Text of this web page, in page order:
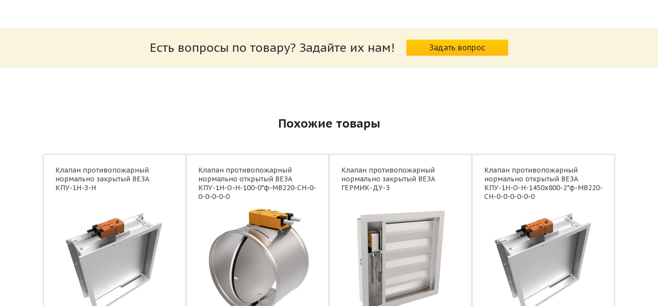
Размер: 862.34 Кб
Характеристики и схемы подключения приводов КЛОП-2.pdf
Есть вопросы по товару? Задайте их нам! Задать вопрос
Похожие товары
Клапан противопожарный
нормально закрытый ВЕЗА
КПУ-1Н-З-Н
Клапан противопожарный
нормально открытый ВЕЗА
КПУ-1Н-О-Н-100-0*ф-МВ220-СН-0-
0-0-0-0-0
Клапан противопожарный
нормально закрытый ВЕЗА
ГЕРМИК-ДУ-З
Клапан противопожарный
нормально открытый ВЕЗА
КПУ-1Н-О-Н-1450x800-2*ф-МВ220-
СН-0-0-0-0-0-0